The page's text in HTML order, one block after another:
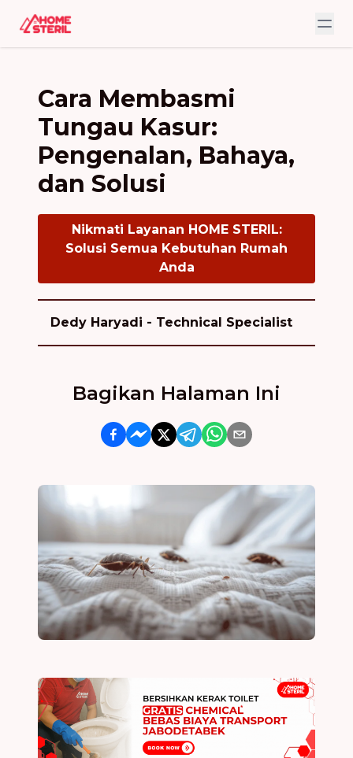
Cara Membasmi
Tungau Kasur:
Pengenalan, Bahaya,
dan Solusi
Nikmati Layanan HOME STERIL:
Solusi Semua Kebutuhan Rumah
Anda
Dedy Haryadi - Technical Specialist
Bagikan Halaman Ini